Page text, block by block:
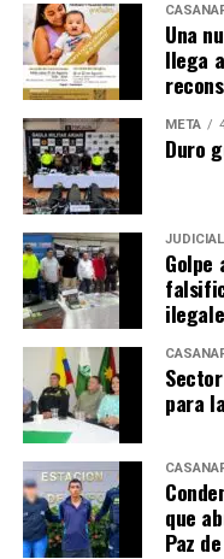
Una
llega
META
Duro
JUDICIAL
Golpe
para
que
Paz